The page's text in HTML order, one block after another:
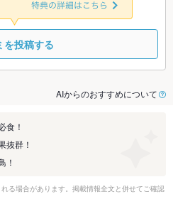
を投稿する
AIからのおすすめについて
食！
抜群！
！
る場合があります。掲載情報全文と併せてご確認